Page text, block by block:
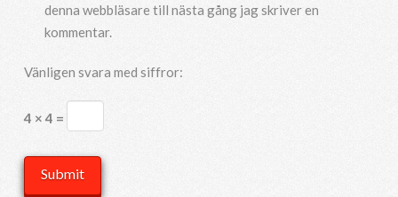
denna webbläsare till nästa gång jag skriver en
kommentar.
Vänligen svara med siffror:
4 × 4 =